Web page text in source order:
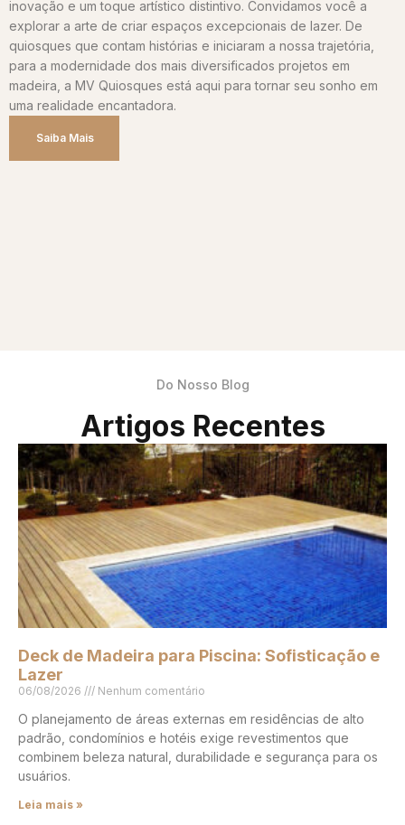
inovação e um toque artístico distintivo. Convidamos você a
explorar a arte de criar espaços excepcionais de lazer. De
quiosques que contam histórias e iniciaram a nossa trajetória,
para a modernidade dos mais diversificados projetos em
madeira, a MV Quiosques está aqui para tornar seu sonho em
uma realidade encantadora.
Saiba Mais
Do Nosso Blog
Artigos Recentes
Deck de Madeira para Piscina: Sofisticação e
Lazer
06/08/2026 Nenhum comentário
O planejamento de áreas externas em residências de alto
padrão, condomínios e hotéis exige revestimentos que
combinem beleza natural, durabilidade e segurança para os
usuários.
Leia mais »